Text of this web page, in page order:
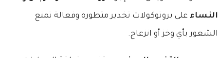
النساء على بروتوكولات تخدير متطورة وفعالة تمنع
الشعور بأي وخز أو انزعاج.